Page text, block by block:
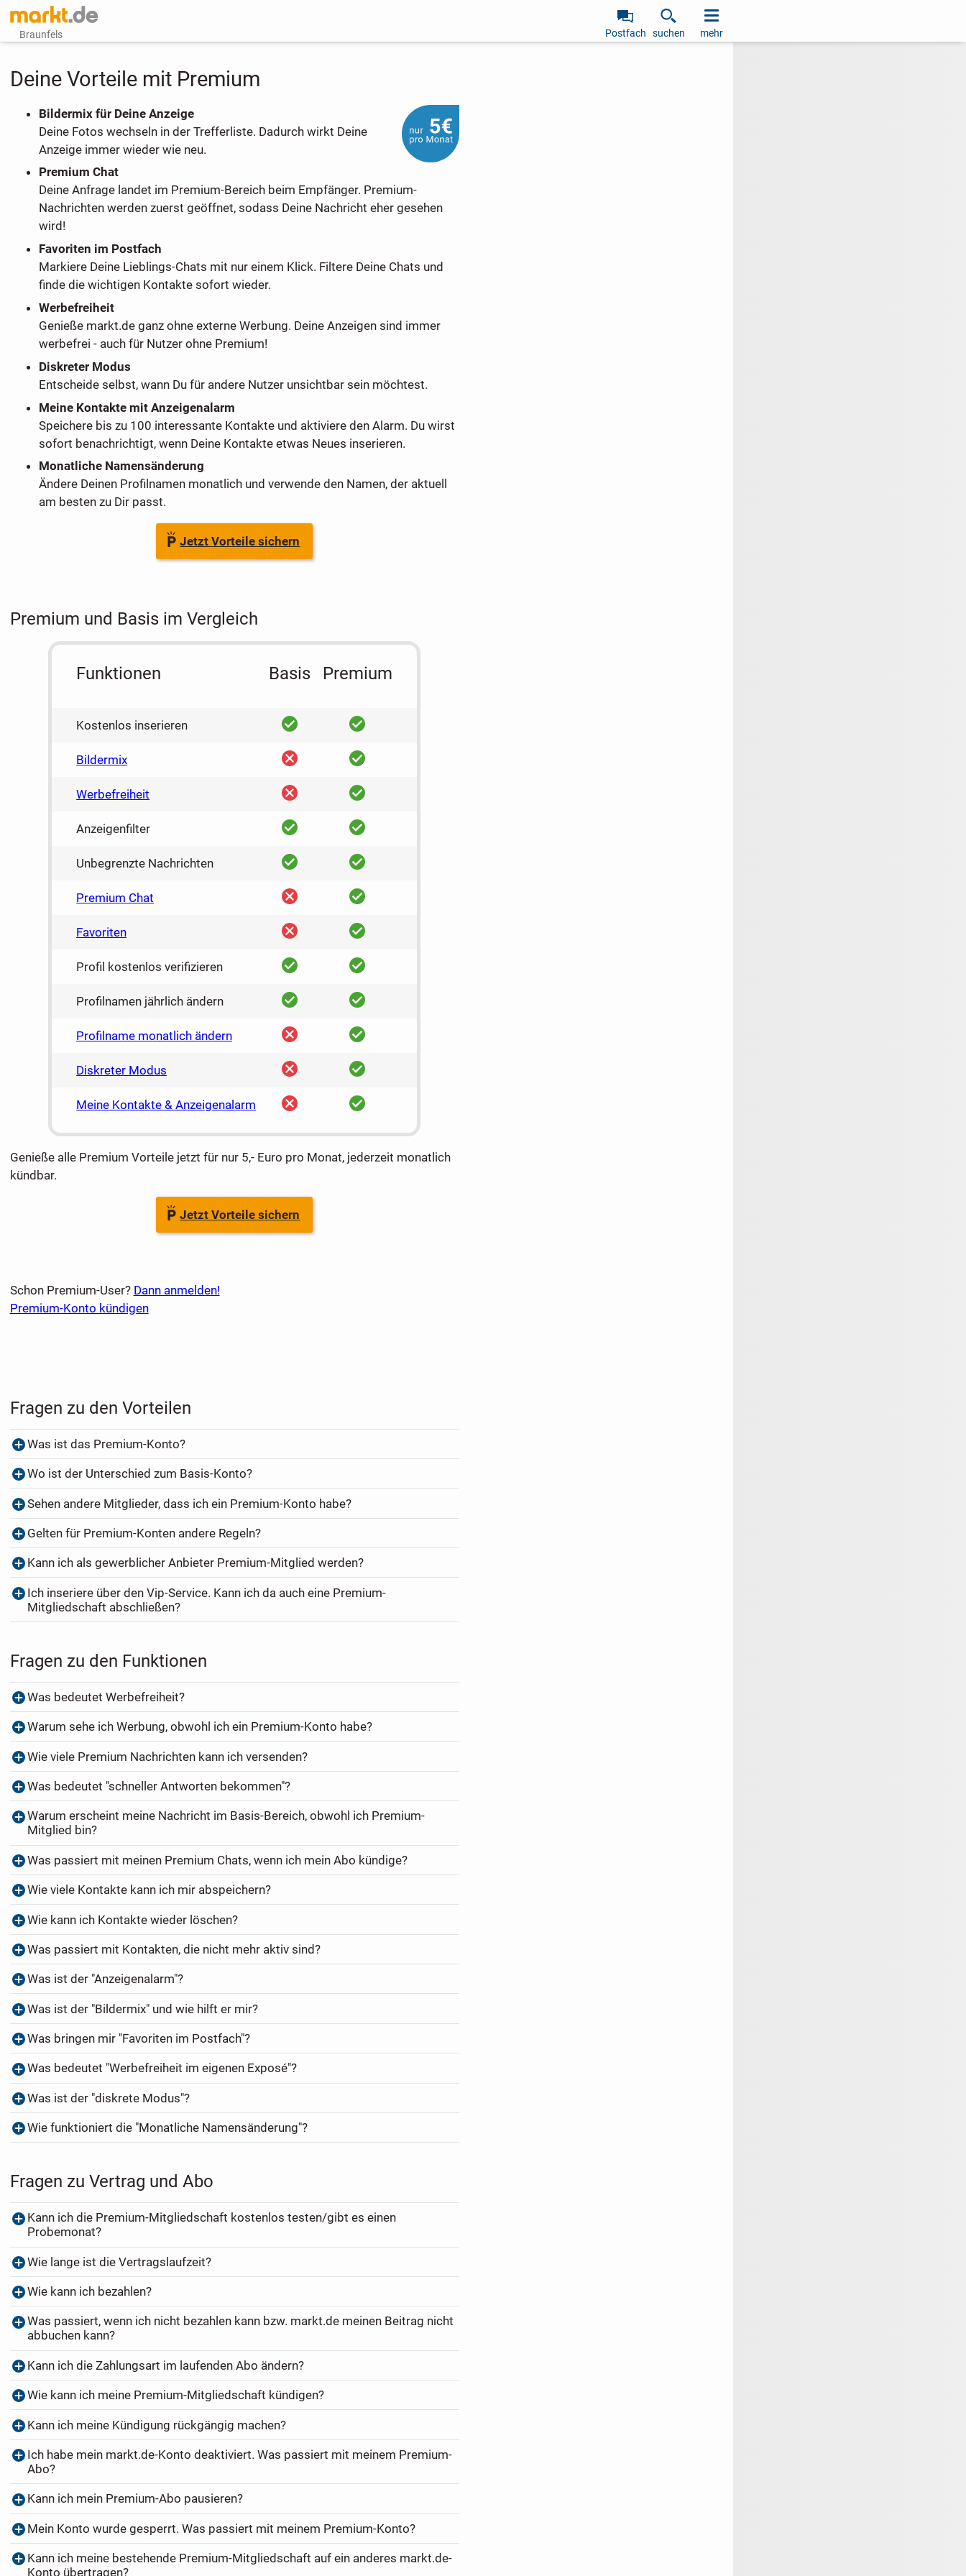
Braunfels Postfach suchen mehr
Deine Vorteile mit Premium
Bildermix für Deine Anzeige
Deine Fotos wechseln in der Trefferliste. Dadurch wirkt Deine
Anzeige immer wieder wie neu.
Premium Chat
Deine Anfrage landet im Premium-Bereich beim Empfänger. Premium-
Nachrichten werden zuerst geöffnet, sodass Deine Nachricht eher gesehen
wird!
Favoriten im Postfach
Markiere Deine Lieblings-Chats mit nur einem Klick. Filtere Deine Chats und
finde die wichtigen Kontakte sofort wieder.
Werbefreiheit
Genieße markt.de ganz ohne externe Werbung. Deine Anzeigen sind immer
werbefrei - auch für Nutzer ohne Premium!
Diskreter Modus
Entscheide selbst, wann Du für andere Nutzer unsichtbar sein möchtest.
Meine Kontakte mit Anzeigenalarm
Speichere bis zu 100 interessante Kontakte und aktiviere den Alarm. Du wirst
sofort benachrichtigt, wenn Deine Kontakte etwas Neues inserieren.
Monatliche Namensänderung
Ändere Deinen Profilnamen monatlich und verwende den Namen, der aktuell
am besten zu Dir passt.
Jetzt Vorteile sichern
Premium und Basis im Vergleich
Funktionen Basis Premium
Kostenlos inserieren ja ja
Bildermix nein ja
Werbefreiheit nein ja
Anzeigenfilter ja ja
Unbegrenzte Nachrichten ja ja
Premium Chat nein ja
Favoriten nein ja
Profil kostenlos verifizieren ja ja
Profilnamen jährlich ändern ja ja
Profilname monatlich ändern nein ja
Diskreter Modus nein ja
Meine Kontakte & Anzeigenalarm nein ja
Genieße alle Premium Vorteile jetzt für nur 5,- Euro pro Monat, jederzeit monatlich
kündbar.
Jetzt Vorteile sichern
Schon Premium-User? Dann anmelden!
Premium-Konto kündigen
Fragen zu den Vorteilen
Was ist das Premium-Konto?
Wo ist der Unterschied zum Basis-Konto?
Sehen andere Mitglieder, dass ich ein Premium-Konto habe?
Gelten für Premium-Konten andere Regeln?
Kann ich als gewerblicher Anbieter Premium-Mitglied werden?
Ich inseriere über den Vip-Service. Kann ich da auch eine Premium-
Mitgliedschaft abschließen?
Fragen zu den Funktionen
Was bedeutet Werbefreiheit?
Warum sehe ich Werbung, obwohl ich ein Premium-Konto habe?
Wie viele Premium Nachrichten kann ich versenden?
Was bedeutet "schneller Antworten bekommen"?
Warum erscheint meine Nachricht im Basis-Bereich, obwohl ich Premium-
Mitglied bin?
Was passiert mit meinen Premium Chats, wenn ich mein Abo kündige?
Wie viele Kontakte kann ich mir abspeichern?
Wie kann ich Kontakte wieder löschen?
Was passiert mit Kontakten, die nicht mehr aktiv sind?
Was ist der "Anzeigenalarm"?
Was ist der "Bildermix" und wie hilft er mir?
Was bringen mir "Favoriten im Postfach"?
Was bedeutet "Werbefreiheit im eigenen Exposé"?
Was ist der "diskrete Modus"?
Wie funktioniert die "Monatliche Namensänderung"?
Fragen zu Vertrag und Abo
Kann ich die Premium-Mitgliedschaft kostenlos testen/gibt es einen
Probemonat?
Wie lange ist die Vertragslaufzeit?
Wie kann ich bezahlen?
Was passiert, wenn ich nicht bezahlen kann bzw. markt.de meinen Beitrag nicht
abbuchen kann?
Kann ich die Zahlungsart im laufenden Abo ändern?
Wie kann ich meine Premium-Mitgliedschaft kündigen?
Kann ich meine Kündigung rückgängig machen?
Ich habe mein markt.de-Konto deaktiviert. Was passiert mit meinem Premium-
Abo?
Kann ich mein Premium-Abo pausieren?
Mein Konto wurde gesperrt. Was passiert mit meinem Premium-Konto?
Kann ich meine bestehende Premium-Mitgliedschaft auf ein anderes markt.de-
Konto übertragen?